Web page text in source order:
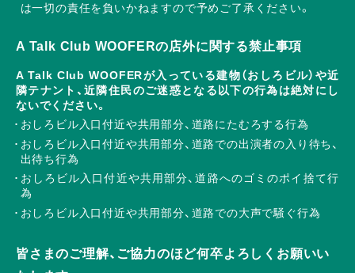
は一切の責任を負いかねますので予めご了承ください。
A Talk Club WOOFERの店外に関する禁止事項
A Talk Club WOOFERが入っている建物（おしろビル）や近
隣テナント、近隣住民のご迷惑となる以下の行為は絶対にし
ないでください。
おしろビル入口付近や共用部分、道路にたむろする行為
おしろビル入口付近や共用部分、道路での出演者の入り待ち、
出待ち行為
おしろビル入口付近や共用部分、道路へのゴミのポイ捨て行
為
おしろビル入口付近や共用部分、道路での大声で騒ぐ行為
皆さまのご理解、ご協力のほど何卒よろしくお願いい